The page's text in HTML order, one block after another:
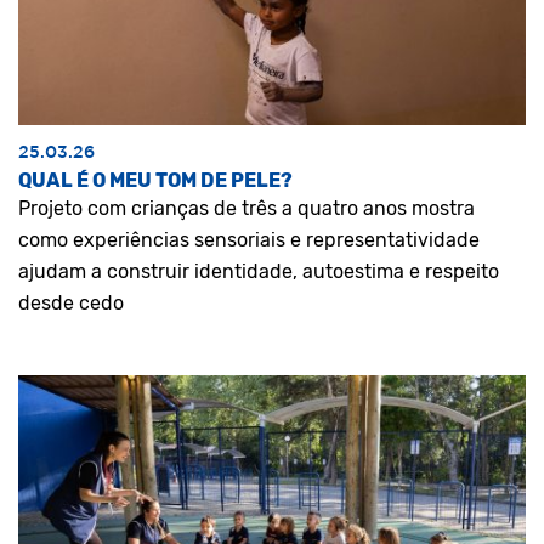
25.03.26
QUAL É O MEU TOM DE PELE?
Projeto com crianças de três a quatro anos mostra
como experiências sensoriais e representatividade
ajudam a construir identidade, autoestima e respeito
desde cedo